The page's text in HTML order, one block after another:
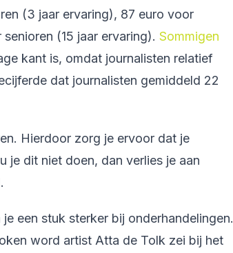
(3 jaar ervaring), 87 euro voor
(15 jaar ervaring). Sommigen
kant is, omdat journalisten relatief
dat journalisten gemiddeld 22
Hierdoor zorg je ervoor dat je
je dit niet doen, dan verlies je aan
een stuk sterker bij onderhandelingen.
word artist Atta de Tolk zei bij het